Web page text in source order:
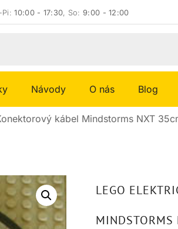
Pi:10:00 - 17:30, So:9:00 - 12:00
Návody O nás Blog
kábel Mindstorms NXT
LEGO
MINDSTORMS